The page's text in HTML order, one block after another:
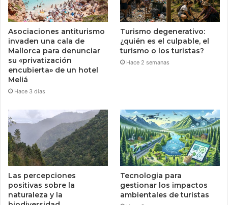
Asociaciones antiturismo
invaden una cala de
Mallorca para denunciar
su «privatización
encubierta» de un hotel
Meliá
Hace 3 días
Turismo degenerativo:
¿quién es el culpable, el
turismo o los turistas?
Hace 2 semanas
Las percepciones
positivas sobre la
naturaleza y la
Tecnologia para
gestionar los impactos
ambientales de turistas